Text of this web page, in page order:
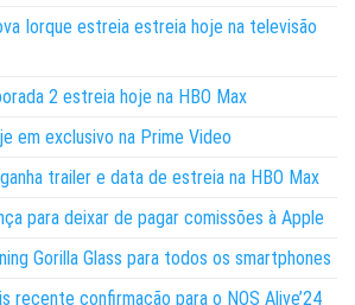
Iorque estreia estreia hoje na televisão
2 estreia hoje na HBO Max
em exclusivo na Prime Video
trailer e data de estreia na HBO Max
para deixar de pagar comissões à Apple
Gorilla Glass para todos os smartphones
recente confirmação para o NOS Alive’24